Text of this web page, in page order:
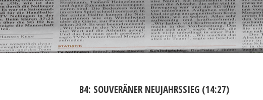
B4: SOUVERÄNER NEUJAHRSSIEG (14:27)